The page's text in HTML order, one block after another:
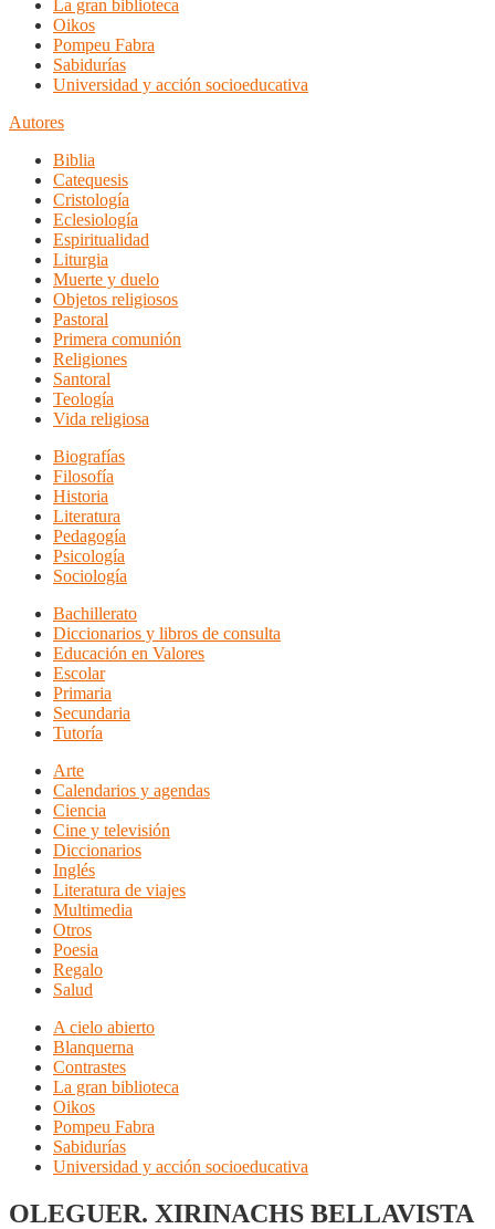
La gran biblioteca
Oikos
Pompeu Fabra
Sabidurías
Universidad y acción socioeducativa
Autores
Biblia
Catequesis
Cristología
Eclesiología
Espiritualidad
Liturgia
Muerte y duelo
Objetos religiosos
Pastoral
Primera comunión
Religiones
Santoral
Teología
Vida religiosa
Biografías
Filosofía
Historia
Literatura
Pedagogía
Psicología
Sociología
Bachillerato
Diccionarios y libros de consulta
Educación en Valores
Escolar
Primaria
Secundaria
Tutoría
Arte
Calendarios y agendas
Ciencia
Cine y televisión
Diccionarios
Inglés
Literatura de viajes
Multimedia
Otros
Poesia
Regalo
Salud
A cielo abierto
Blanquerna
Contrastes
La gran biblioteca
Oikos
Pompeu Fabra
Sabidurías
Universidad y acción socioeducativa
OLEGUER. XIRINACHS BELLAVISTA